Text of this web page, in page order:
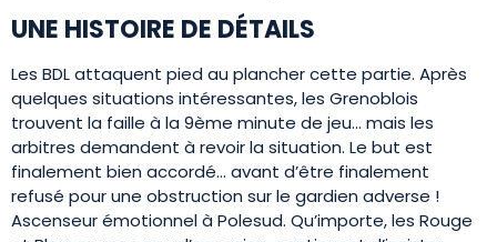
UNE HISTOIRE DE DÉTAILS
Les BDL attaquent pied au plancher cette partie. Après
quelques situations intéressantes, les Grenoblois
trouvent la faille à la 9ème minute de jeu… mais les
arbitres demandent à revoir la situation. Le but est
finalement bien accordé… avant d’être finalement
refusé pour une obstruction sur le gardien adverse !
Ascenseur émotionnel à Polesud. Qu’importe, les Rouge